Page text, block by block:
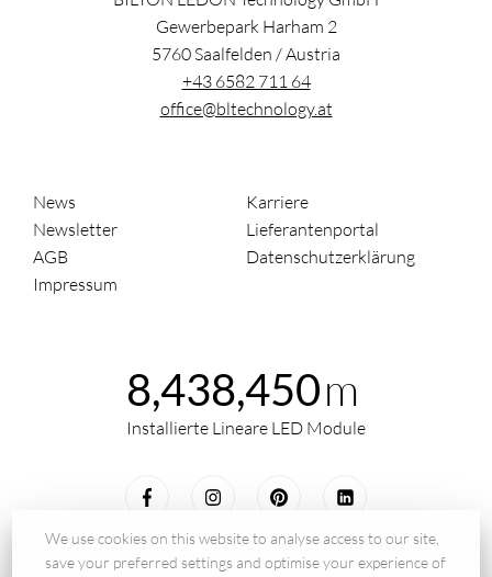
Gewerbepark Harham 2
5760Saalfelden /Austria
+43 6582 711 64
office@bltechnology.at
News
Karriere
Newsletter
Lieferantenportal
AGB
Datenschutzerklärung
Impressum
8,438,450m
Installierte Lineare LED Module
We use cookies on this website to analyse access to our site,
save your preferred settings and optimise your experience of